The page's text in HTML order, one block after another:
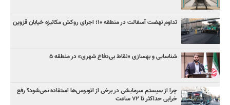
تداوم نهضت آسفالت در منطقه ۱۰؛ اجرای روکش مکانیزه خیابان قزوین
شناسایی و بهسازی «نقاط بی‌دفاع شهری» در منطقه ۵
چرا از سیستم سرمایشی در برخی از اتوبوس‌ها استفاده نمی‌شود؟ رفع
خرابی حداکثر تا ۷۲ ساعت